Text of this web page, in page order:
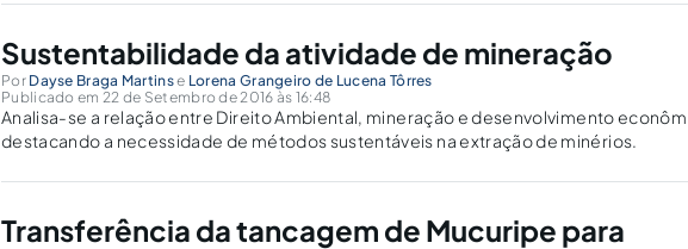
Sustentabilidade da atividade de mineração
Por Dayse Braga Martinse Lorena Grangeiro de Lucena Tôrres
Publicado em 22 de Setembro de 2016 às 16:48
Analisa-se a relação entre Direito Ambiental, mineração e desenvolvimento
destacando a necessidade de métodos sustentáveis na extração de minérios.
Transferência da tancagem de Mucuripe para